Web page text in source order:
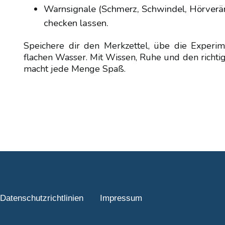
Warnsignale (Schmerz, Schwindel,
checken lassen.
Speichere dir den Merkzettel, übe die
flachen Wasser. Mit Wissen, Ruhe und den
macht jede Menge Spaß.
Datenschutzrichtlinien Impressum